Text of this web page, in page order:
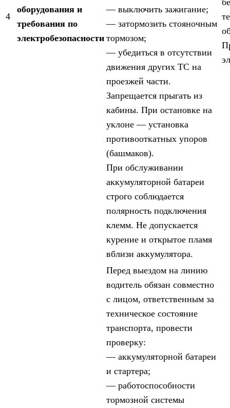
4
оборудования и
требования по
электробезопасности
— выключить зажигание;
— затормозить стояночным
тормозом;
— убедиться в отсутствии
движения других ТС на
проезжей части.
Запрещается прыгать из
кабины. При остановке на
уклоне — установка
противооткатных упоров
(башмаков).
При обслуживании
аккумуляторной батареи
строго соблюдается
полярность подключения
клемм. Не допускается
курение и открытое пламя
вблизи аккумулятора.
Перед выездом на линию
водитель обязан совместно
с лицом, ответственным за
техническое состояние
транспорта, провести
проверку:
— аккумуляторной батареи
и стартера;
— работоспособности
тормозной системы